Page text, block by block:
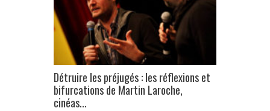
Détruire les préjugés : les réflexions et
bifurcations de Martin Laroche,
cinéas...